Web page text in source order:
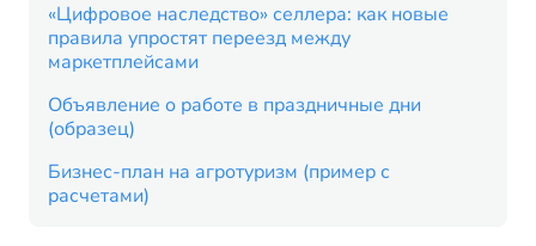
«Цифровое наследство» селлера: как новые
правила упростят переезд между
маркетплейсами
Объявление о работе в праздничные дни
(образец)
Бизнес-план на агротуризм (пример с
расчетами)